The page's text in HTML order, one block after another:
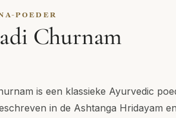
POEDER
Churnam
is een klassieke Ayurvedic
in de Ashtanga Hridayam